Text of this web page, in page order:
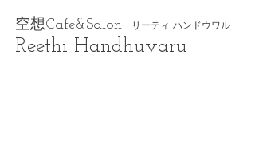
空想Cafe&Salon リーティ ハンドウワル
Reethi Handhuvaru